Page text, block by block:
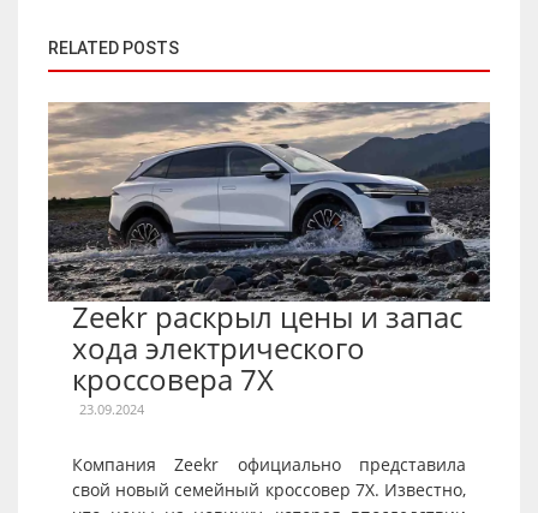
RELATED POSTS
Zeekr раскрыл цены и запас
хода электрического
кроссовера 7X
23.09.2024
Компания Zeekr официально представила
свой новый семейный кроссовер 7X. Известно,